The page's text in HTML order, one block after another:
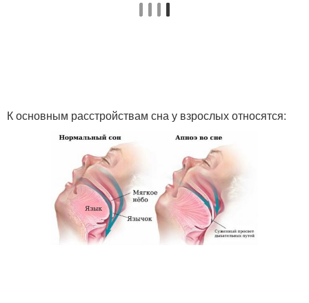
К основным расстройствам сна у взрослых относятся: